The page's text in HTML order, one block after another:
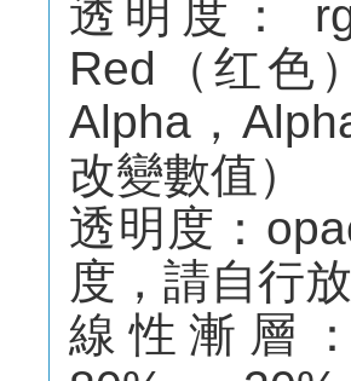
透明度：
Red（红色
Alpha，
改變數值）
透明度：
度，請自行
線性漸層：